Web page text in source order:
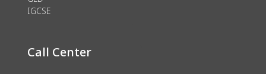
IGCSE
Call Center